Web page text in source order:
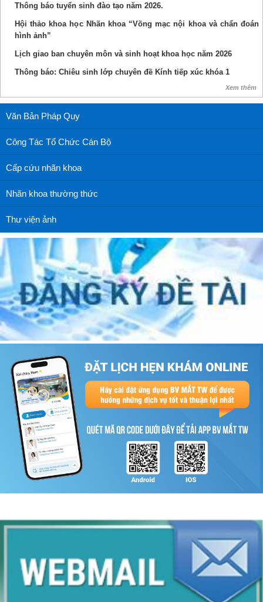
Thông báo tuyển sinh đào tạo năm 2026.
Hội thảo khoa học Nhãn khoa “Võng mạc nội khoa và chẩn đoán
hình ảnh”
Lịch giao ban chuyên môn và sinh hoạt khoa học năm 2026
Thông báo: Chiêu sinh lớp chuyên đề Kính tiếp xúc khóa 1
Xem thêm
Văn Bản Pháp Quy
Công Tác Tổ Chức Cán Bộ
Cấp cứu nhãn khoa
Nhãn khoa thường thức
Thư viện ảnh